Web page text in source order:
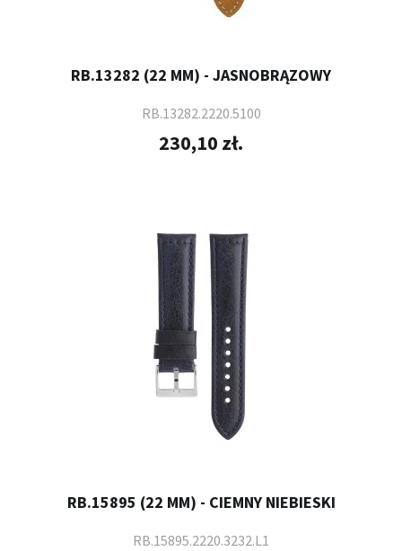
RB.13282 (22 MM) - JASNOBRĄZOWY
RB.13282.2220.5100
230,10 zł.
RB.15895 (22 MM) - CIEMNY NIEBIESKI
RB.15895.2220.3232.L1